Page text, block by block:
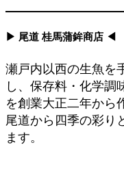
▶ 尾道 桂馬蒲鉾商店 ◀
瀬戸内以西の生魚を
し、保存料・化学調
を創業大正二年から
尾道から四季の彩り
ます。